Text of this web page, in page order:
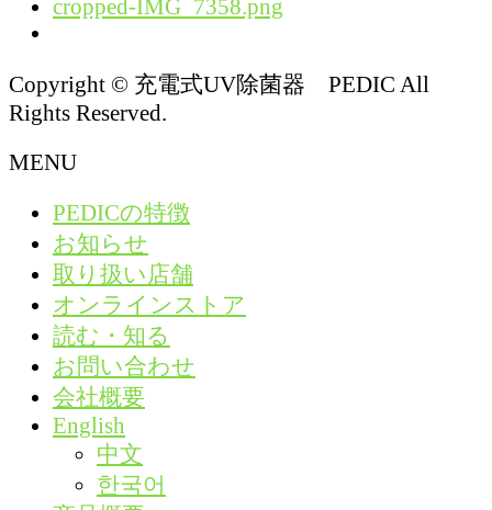
cropped-IMG_7358.png
Copyright © 充電式UV除菌器 PEDIC All
Rights Reserved.
MENU
PEDICの特徴
お知らせ
取り扱い店舗
オンラインストア
読む・知る
お問い合わせ
会社概要
English
中文
한국어